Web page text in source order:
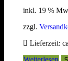
inkl. 19 %
zzgl.
Lieferzeit:
Weiterlesen